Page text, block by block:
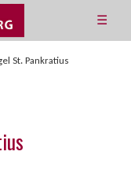
☰
St. Pankratius